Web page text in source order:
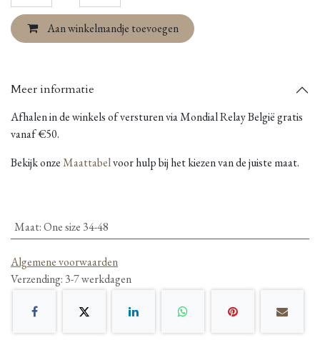
Aan winkelmandje toevoegen
Meer informatie
Afhalen in de winkels of versturen via Mondial Relay België gratis
vanaf €50.
Bekijk onzeMaattabelvoor hulp bij het kiezen van de juiste maat.
Maat:One size 34-48
Algemene voorwaarden
Verzending: 3-7 werkdagen